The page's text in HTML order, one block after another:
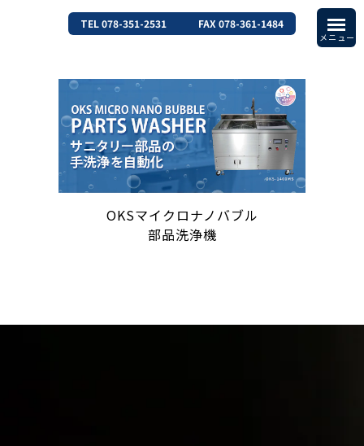
TEL 078-351-2531 FAX 078-361-1484
OKSマイクロナノバブル
部品洗浄機